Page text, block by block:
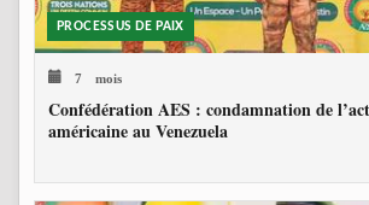
PROCESSUS DE PAIX
7 mois
Confédération AES : condamnation de
américaine au Venezuela